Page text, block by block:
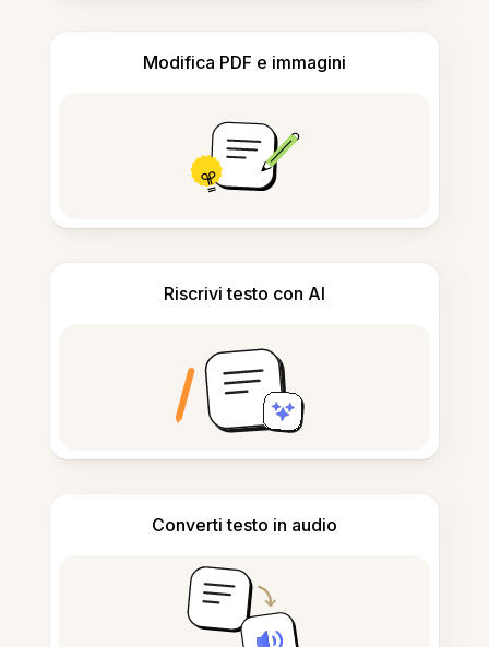
Modifica PDF e immagini
Riscrivi testo con AI
Converti testo in audio